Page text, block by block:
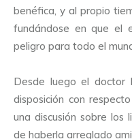
benéfica, y al propio
fundándose en que el
peligro para todo el
Desde luego el doctor
disposición con
una discusión sobre los
de haberla arreglado